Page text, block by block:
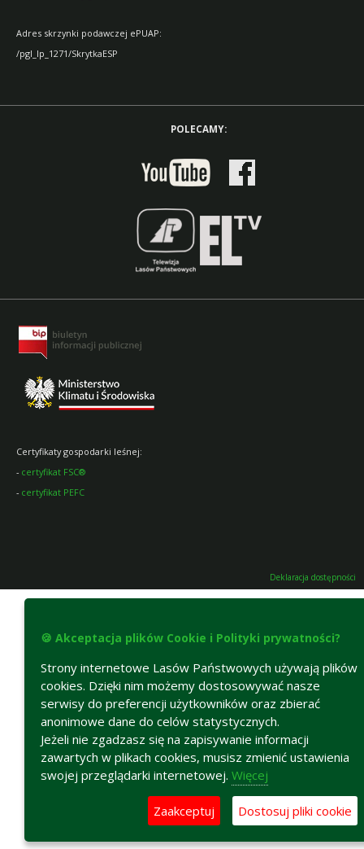
Adres skrzynki podawczej ePUAP:
/pgl_lp_1271/SkrytkaESP
POLECAMY:
Certyfikaty gospodarki leśnej:
- certyfikat FSC®
- certyfikat PEFC
Deklaracja dostępności
🍪 Akceptacja plików Cookie i Polityki prywatności?
Strony internetowe Lasów Państwowych używają plików
cookies. Dzięki nim możemy dostosowywać nasze
serwisy do preferencji użytkowników oraz zbierać
anonimowe dane do celów statystycznych.
Jeżeli nie zgadzasz się na zapisywanie informacji
zawartych w plikach cookies, musisz zmienić ustawienia
swojej przeglądarki internetowej. Więcej
Zaakceptuj Dostosuj pliki cookie